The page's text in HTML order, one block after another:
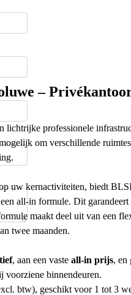
–
lichtrijke professionele
om verschillende
uw kernactiviteiten, biedt
all-in formule. Dit
maakt deel uit van een
twee maanden.
, aan een vaste all-in prijs, en
voorziene binnendeuren.
btw), geschikt voor 1 tot 3